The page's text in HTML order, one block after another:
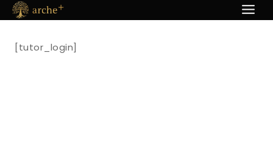
Пређи
на
[tutor_login]